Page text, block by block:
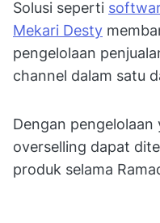
Solusi seperti
Mekari Desty
pengelolaan
channel dalam satu
Dengan
overselling dapat
produk selama